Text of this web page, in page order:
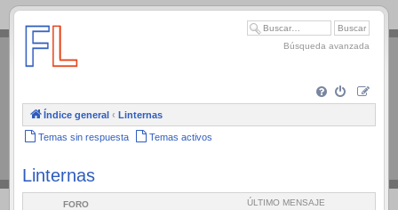
.
Búsqueda avanzada
Índice general ‹ Linternas
Temas sin respuesta Temas activos
Linternas
FORO ÚLTIMO MENSAJE